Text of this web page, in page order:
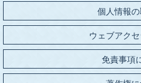
個人情報
ウェブアク
免責事項